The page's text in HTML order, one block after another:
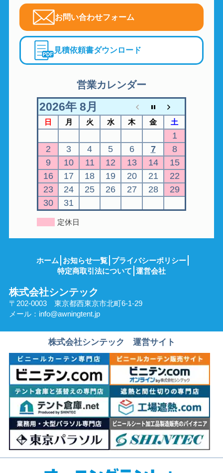
お問い合わせフォーム
見積依頼書ダウンロード
営業カレンダー
2026年 8月
日 月 火 水 木 金 土
1
2
3 4 5 6 7
8
9
10 11 12 13 14
15
16
17 18 19 20 21
22
23
24 25 26 27 28
29
30
31
定休日
ホーム お知らせ一覧 プライバシーポリシー
特定商取引法について 運営会社
株式会社シンテック
〒202-0003 東京都西東京市北町6-1-29
メール： info@awningtent.jp
株式会社シンテック 運営サイト